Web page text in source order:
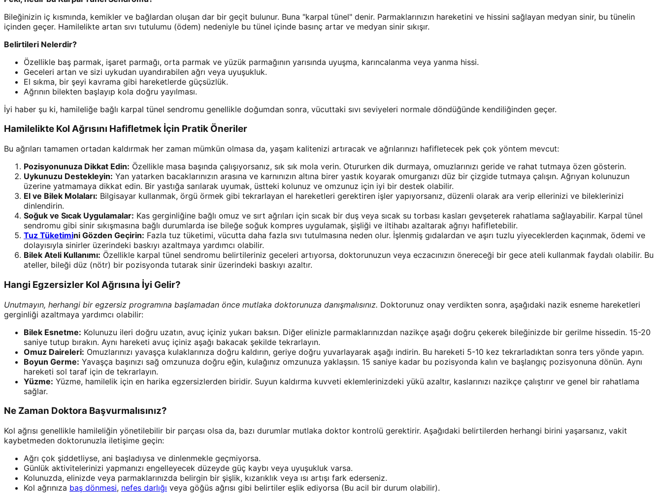
Bileğinizin iç kısmında, kemikler ve bağlardan oluşan dar bir geçit bulunur. Buna "karpal tünel" denir. Parmaklarınızın hareketini ve hissini sağlayan medyan sinir, bu tünelin
içinden geçer. Hamilelikte artan sıvı tutulumu (ödem) nedeniyle bu tünel içinde basınç artar ve medyan sinir sıkışır.
Belirtileri Nelerdir?
Özellikle baş parmak, işaret parmağı, orta parmak ve yüzük parmağının yarısında uyuşma, karıncalanma veya yanma hissi.
Geceleri artan ve sizi uykudan uyandırabilen ağrı veya uyuşukluk.
El sıkma, bir şeyi kavrama gibi hareketlerde güçsüzlük.
Ağrının bilekten başlayıp kola doğru yayılması.
İyi haber şu ki, hamileliğe bağlı karpal tünel sendromu genellikle doğumdan sonra, vücuttaki sıvı seviyeleri normale döndüğünde kendiliğinden geçer.
Hamilelikte Kol Ağrısını Hafifletmek İçin Pratik Öneriler
Bu ağrıları tamamen ortadan kaldırmak her zaman mümkün olmasa da, yaşam kalitenizi artıracak ve ağrılarınızı hafifletecek pek çok yöntem mevcut:
Pozisyonunuza Dikkat Edin: Özellikle masa başında çalışıyorsanız, sık sık mola verin. Otururken dik durmaya, omuzlarınızı geride ve rahat tutmaya özen gösterin.
Uykunuzu Destekleyin: Yan yatarken bacaklarınızın arasına ve karnınızın altına birer yastık koyarak omurganızı düz bir çizgide tutmaya çalışın. Ağrıyan kolunuzun
üzerine yatmamaya dikkat edin. Bir yastığa sarılarak uyumak, üstteki kolunuz ve omzunuz için iyi bir destek olabilir.
El ve Bilek Molaları: Bilgisayar kullanmak, örgü örmek gibi tekrarlayan el hareketleri gerektiren işler yapıyorsanız, düzenli olarak ara verip ellerinizi ve bileklerinizi
dinlendirin.
Soğuk ve Sıcak Uygulamalar: Kas gerginliğine bağlı omuz ve sırt ağrıları için sıcak bir duş veya sıcak su torbası kasları gevşeterek rahatlama sağlayabilir. Karpal tünel
sendromu gibi sinir sıkışmasına bağlı durumlarda ise bileğe soğuk kompres uygulamak, şişliği ve iltihabı azaltarak ağrıyı hafifletebilir.
Tuz Tüketimini Gözden Geçirin: Fazla tuz tüketimi, vücutta daha fazla sıvı tutulmasına neden olur. İşlenmiş gıdalardan ve aşırı tuzlu yiyeceklerden kaçınmak, ödemi ve
dolayısıyla sinirler üzerindeki baskıyı azaltmaya yardımcı olabilir.
Bilek Ateli Kullanımı: Özellikle karpal tünel sendromu belirtileriniz geceleri artıyorsa, doktorunuzun veya eczacınızın önereceği bir gece ateli kullanmak faydalı olabilir. Bu
ateller, bileği düz (nötr) bir pozisyonda tutarak sinir üzerindeki baskıyı azaltır.
Hangi Egzersizler Kol Ağrısına İyi Gelir?
Unutmayın, herhangi bir egzersiz programına başlamadan önce mutlaka doktorunuza danışmalısınız. Doktorunuz onay verdikten sonra, aşağıdaki nazik esneme hareketleri
gerginliği azaltmaya yardımcı olabilir:
Bilek Esnetme: Kolunuzu ileri doğru uzatın, avuç içiniz yukarı baksın. Diğer elinizle parmaklarınızdan nazikçe aşağı doğru çekerek bileğinizde bir gerilme hissedin. 15-20
saniye tutup bırakın. Aynı hareketi avuç içiniz aşağı bakacak şekilde tekrarlayın.
Omuz Daireleri: Omuzlarınızı yavaşça kulaklarınıza doğru kaldırın, geriye doğru yuvarlayarak aşağı indirin. Bu hareketi 5-10 kez tekrarladıktan sonra ters yönde yapın.
Boyun Germe: Yavaşça başınızı sağ omzunuza doğru eğin, kulağınız omzunuza yaklaşsın. 15 saniye kadar bu pozisyonda kalın ve başlangıç pozisyonuna dönün. Aynı
hareketi sol taraf için de tekrarlayın.
Yüzme: Yüzme, hamilelik için en harika egzersizlerden biridir. Suyun kaldırma kuvveti eklemlerinizdeki yükü azaltır, kaslarınızı nazikçe çalıştırır ve genel bir rahatlama
sağlar.
Ne Zaman Doktora Başvurmalısınız?
Kol ağrısı genellikle hamileliğin yönetilebilir bir parçası olsa da, bazı durumlar mutlaka doktor kontrolü gerektirir. Aşağıdaki belirtilerden herhangi birini yaşarsanız, vakit
kaybetmeden doktorunuzla iletişime geçin:
Ağrı çok şiddetliyse, ani başladıysa ve dinlenmekle geçmiyorsa.
Günlük aktivitelerinizi yapmanızı engelleyecek düzeyde güç kaybı veya uyuşukluk varsa.
Kolunuzda, elinizde veya parmaklarınızda belirgin bir şişlik, kızarıklık veya ısı artışı fark ederseniz.
Kol ağrınıza baş dönmesi, nefes darlığı veya göğüs ağrısı gibi belirtiler eşlik ediyorsa (Bu acil bir durum olabilir).